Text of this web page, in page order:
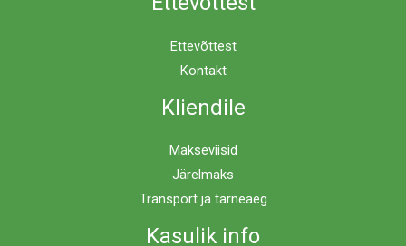
Ettevõttest
Kontakt
Kliendile
Makseviisid
Järelmaks
Transport ja tarneaeg
Kasulik info